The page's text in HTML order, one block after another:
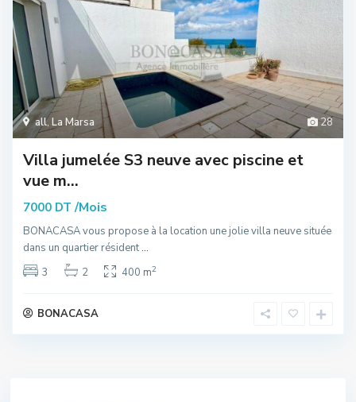
28
all, La Marsa
Villa jumelée S3 neuve avec piscine et
vue m...
7000 DT /Mois
BONACASA vous propose à la location une jolie villa neuve située
dans un quartier résident...
3
2 400 m2
BONACASA